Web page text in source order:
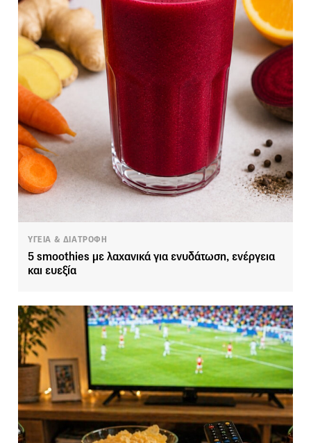
ΥΓΕΙΑ & ΔΙΑΤΡΟΦΗ
5 smoothies με λαχανικά για ενυδάτωση, ενέργεια
και ευεξία